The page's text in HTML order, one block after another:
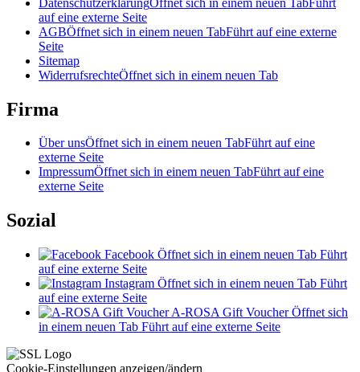
auf eine externe Seite
AGBÖffnet sich in einem neuen TabFührt auf eine externe
Seite
Sitemap
WiderrufsrechteÖffnet sich in einem neuen Tab
Firma
Über unsÖffnet sich in einem neuen TabFührt auf eine
externe Seite
ImpressumÖffnet sich in einem neuen TabFührt auf eine
externe Seite
Sozial
Facebook Öffnet sich in einem neuen Tab Führt
auf eine externe Seite
Instagram Öffnet sich in einem neuen Tab Führt
auf eine externe Seite
A-ROSA Gift Voucher Öffnet sich
in einem neuen Tab Führt auf eine externe Seite
Cookie-Einstellungen anzeigen/ändern